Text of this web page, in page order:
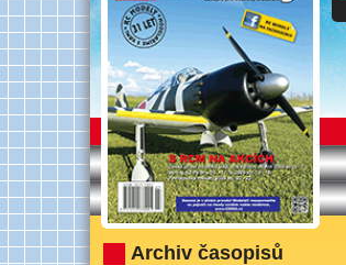
Archiv časopisů